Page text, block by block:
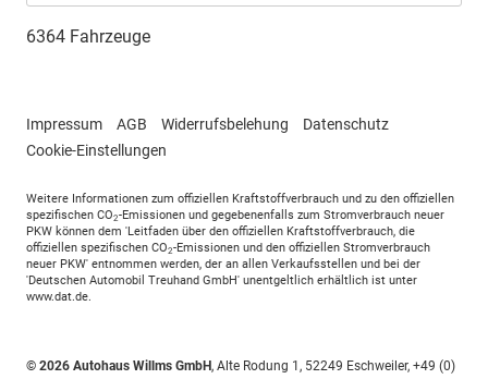
6364 Fahrzeuge
Impressum AGB Widerrufsbelehung
Datenschutz
Cookie-Einstellungen
Weitere Informationen zum offiziellen Kraftstoffverbrauch und zu den offiziellen
spezifischen CO2-Emissionen und gegebenenfalls zum Stromverbrauch neuer
PKW können dem 'Leitfaden über den offiziellen Kraftstoffverbrauch, die
offiziellen spezifischen CO2-Emissionen und den offiziellen Stromverbrauch
neuer PKW' entnommen werden, der an allen Verkaufsstellen und bei der
'Deutschen Automobil Treuhand GmbH' unentgeltlich erhältlich ist unter
www.dat.de.
© 2026 Autohaus Willms GmbH, Alte Rodung 1 , 52249 Eschweiler, +49 (0)